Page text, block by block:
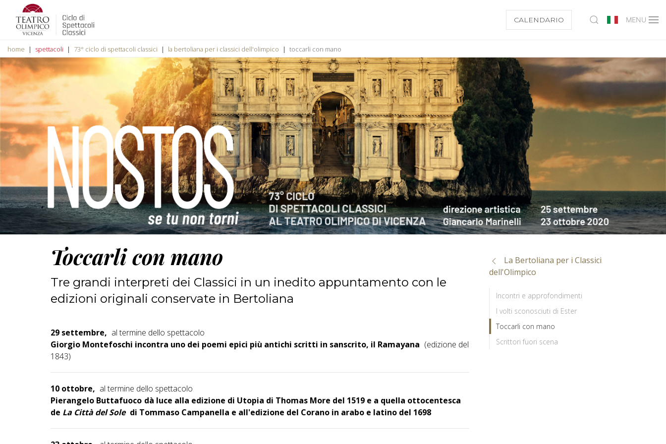
CALENDARIO MENU
home spettacoli 73° ciclo di spettacoli classici la bertoliana per i classici dell'olimpico toccarli con mano
Toccarli con mano
Tre grandi interpreti dei Classici in un inedito appuntamento con le
edizioni originali conservate in Bertoliana
29 settembre, al termine dello spettacolo
Giorgio Montefoschi incontra uno dei poemi epici più antichi scritti in sanscrito, il Ramayana (edizione del
1843)
10 ottobre, al termine dello spettacolo
Pierangelo Buttafuoco dà luce alla edizione di Utopia di Thomas More del 1519 e a quella ottocentesca
de La Città del Sole di Tommaso Campanella e all'edizione del Corano in arabo e latino del 1698
La Bertoliana per i Classici
dell'Olimpico
Incontri e approfondimenti
I volti sconosciuti di Ester
Toccarli con mano
Scrittori fuori scena